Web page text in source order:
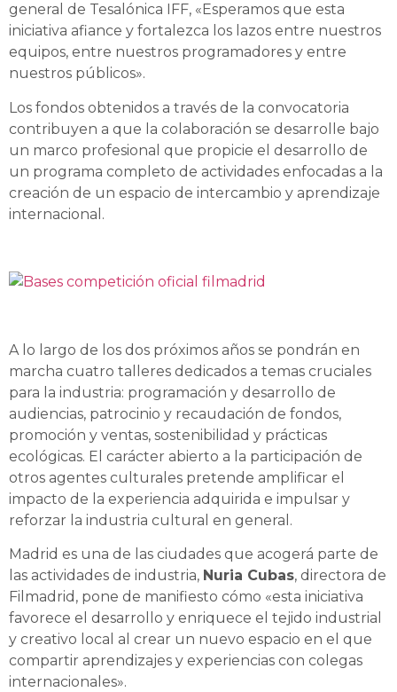
general de Tesalónica IFF, «Esperamos que esta
iniciativa afiance y fortalezca los lazos entre nuestros
equipos, entre nuestros programadores y entre
nuestros públicos».
Los fondos obtenidos a través de la convocatoria
contribuyen a que la colaboración se desarrolle bajo
un marco profesional que propicie el desarrollo de
un programa completo de actividades enfocadas a la
creación de un espacio de intercambio y aprendizaje
internacional.
A lo largo de los dos próximos años se pondrán en
marcha cuatro talleres dedicados a temas cruciales
para la industria: programación y desarrollo de
audiencias, patrocinio y recaudación de fondos,
promoción y ventas, sostenibilidad y prácticas
ecológicas. El carácter abierto a la participación de
otros agentes culturales pretende amplificar el
impacto de la experiencia adquirida e impulsar y
reforzar la industria cultural en general.
Madrid es una de las ciudades que acogerá parte de
las actividades de industria, Nuria Cubas, directora de
Filmadrid, pone de manifiesto cómo «esta iniciativa
favorece el desarrollo y enriquece el tejido industrial
y creativo local al crear un nuevo espacio en el que
compartir aprendizajes y experiencias con colegas
internacionales».